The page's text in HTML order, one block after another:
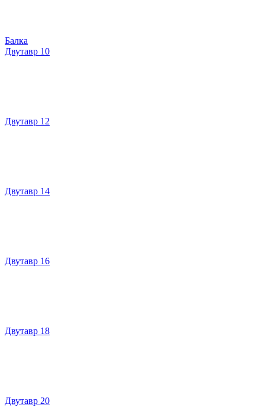
Балка
Двутавр 10
Двутавр 12
Двутавр 14
Двутавр 16
Двутавр 18
Двутавр 20